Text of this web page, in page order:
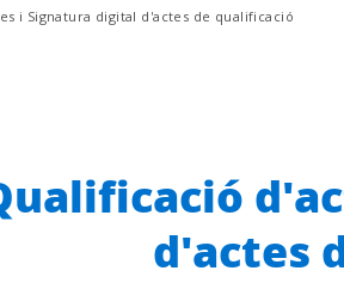
i Signatura digital d'actes de qualificació
d'actes